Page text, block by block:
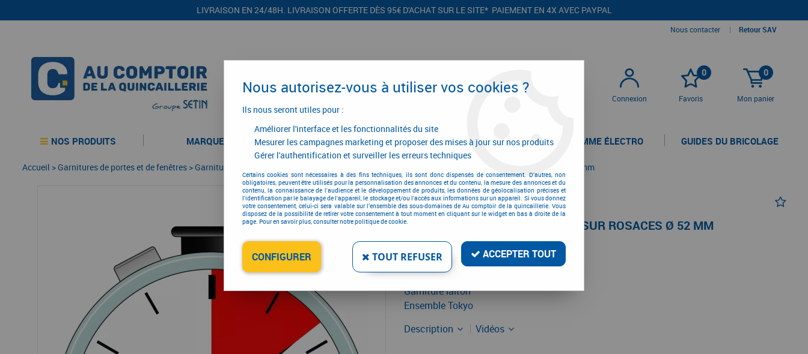
LIVRAISON EN 24/48H. LIVRAISON OFFERTE DÈS 95€ D'ACHAT SUR LE SITE* PAIEMENT EN 4X AVEC PAYPAL
Nous contacter | Retour SAV
Connexion
0
Favoris
0
Mon panier
NOS PRODUITS MARQUES CONFIGURATEURS PROMOTIONS LA GAMME ÉLECTRO GUIDES DU BRICOLAGE
Accueil >Garnitures de portes et de fenêtres >Garniture de portes Ensemble Tokyo - Ensemble sur rosaces ø 52 mm
ENSEMBLE TOKYO - ENSEMBLE SUR ROSACES Ø 52 MM
Réf. :9893
À partir de 48,65€TTC
Garniture laiton
Ensemble Tokyo
Description
Vidéos
Nous autorisez-vous à utiliser vos cookies ?
Ils nous seront utiles pour :
Améliorer l'interface et les fonctionnalités du site
Mesurer les campagnes marketing et proposer des mises à jour sur nos produits
Gérer l'authentification et surveiller les erreurs techniques
Certains cookies sont nécessaires à des fins techniques, ils sont donc dispensés de consentement. D'autres, non
obligatoires, peuvent être utilisés pour la personnalisation des annonces et du contenu, la mesure des annonces et du
contenu, la connaissance de l'audience et le développement de produits, les données de géolocalisation précises et
l'identification par le balayage de l'appareil, le stockage et/ou l'accès aux informations sur un appareil. Si vous donnez
votre consentement, celui-ci sera valable sur l’ensemble des sous-domaines de Au comptoir de la quincaillerie. Vous
disposez de la possibilité de retirer votre consentement à tout moment en cliquant sur le widget en bas à droite de la
page. Pour en savoir plus, consulter notre politique de cookie.
CONFIGURER TOUT REFUSER ACCEPTER TOUT